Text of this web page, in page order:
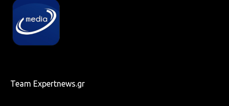
Team Expertnews.gr